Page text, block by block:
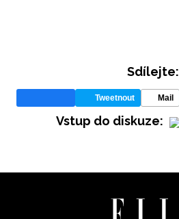
Sdílejte:
Tweetnout Mail
Vstup do diskuze: